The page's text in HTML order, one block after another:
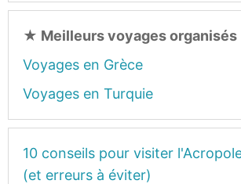
★ Meilleurs voyages organisés
Voyages en Grèce
Voyages en Turquie
10 conseils pour visiter
(et erreurs à éviter)